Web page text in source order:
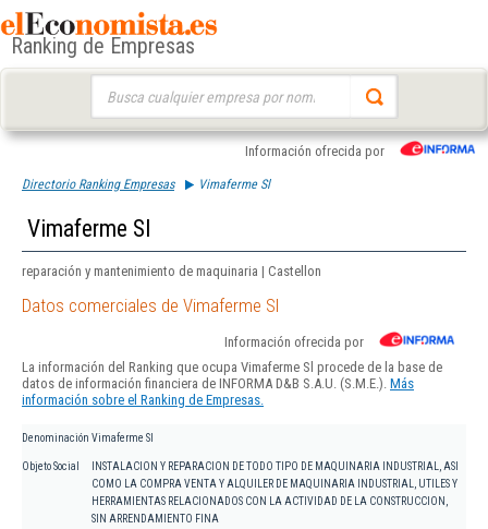
Ranking de Empresas
Información ofrecida por
Directorio Ranking Empresas Vimaferme Sl
Vimaferme Sl
reparación y mantenimiento de maquinaria | Castellon
Datos comerciales de Vimaferme Sl
Información ofrecida por
La información del Ranking que ocupa Vimaferme Sl procede de la base de
datos de información financiera de INFORMA D&B S.A.U. (S.M.E.). Más
información sobre el Ranking de Empresas.
Denominación Vimaferme Sl
Objeto Social
INSTALACION Y REPARACION DE TODO TIPO DE MAQUINARIA INDUSTRIAL, ASI
COMO LA COMPRA VENTA Y ALQUILER DE MAQUINARIA INDUSTRIAL, UTILES Y
HERRAMIENTAS RELACIONADOS CON LA ACTIVIDAD DE LA CONSTRUCCION,
SIN ARRENDAMIENTO FINA